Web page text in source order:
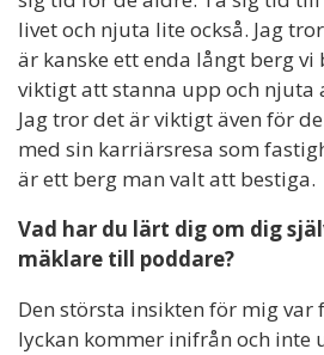
livet och njuta lite också. Jag
är kanske ett enda långt berg vi
viktigt att stanna upp och njuta
Jag tror det är viktigt även för
med sin karriärsresa som
är ett berg man valt att bestiga.
Vad har du lärt dig om dig
mäklare till poddare?
Den största insikten för mig
lyckan kommer inifrån och inte